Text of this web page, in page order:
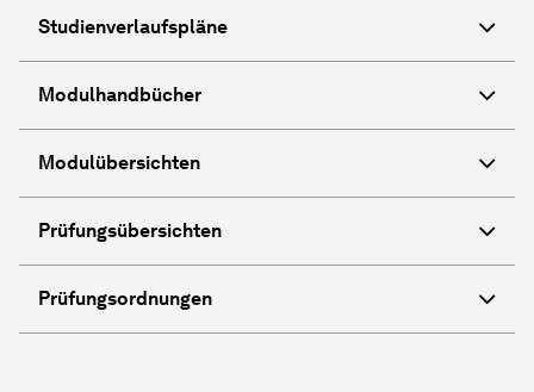
Studienverlaufspläne
Modulhandbücher
Modulübersichten
Prüfungsübersichten
Prüfungsordnungen